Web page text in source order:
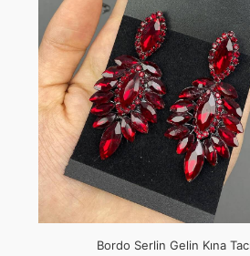
Bordo Serlin Gelin Kına